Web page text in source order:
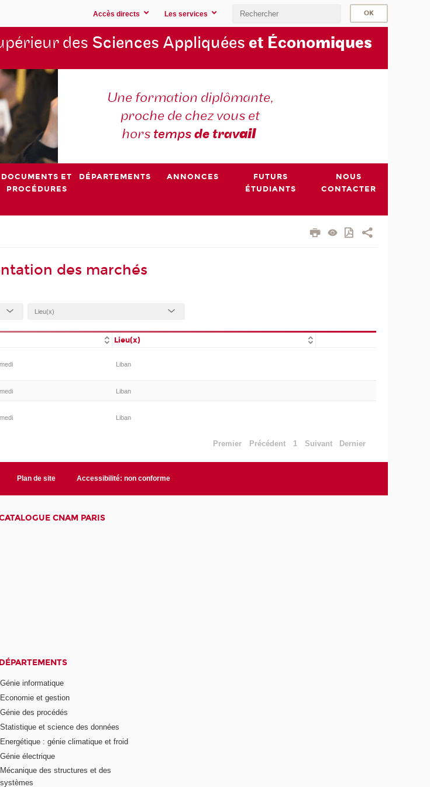
Accès directs Les services
des Sciences Appliquées et Économiques
Une formation diplômante,
proche de chez vous et
hors tempsde travail
DOCUMENTS ET
PROCÉDURES
DÉPARTEMENTS ANNONCES
FUTURS
ÉTUDIANTS
NOUS
CONTACTER
des marchés
Lieu(x)
Liban
Liban
Liban
Premier Précédent 1 Suivant Dernier
Plan de site Accessibilité: non conforme
CNAM PARIS
DÉPARTEMENTS
Génie informatique
Economie et gestion
Génie des procédés
Statistique et science des données
Energétique : génie climatique et froid
Génie électrique
Mécanique des structures et des
systèmes